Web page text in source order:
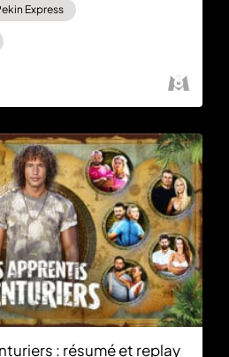
gratuitement et en intégralité.
Express
: résumé et replay